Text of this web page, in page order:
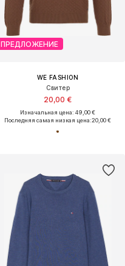
ПРЕДЛОЖЕНИЕ
WE FASHION
Свитер
20,00 €
Изначальная цена: 49,00 €
Последняя самая низкая цена:20,00 €